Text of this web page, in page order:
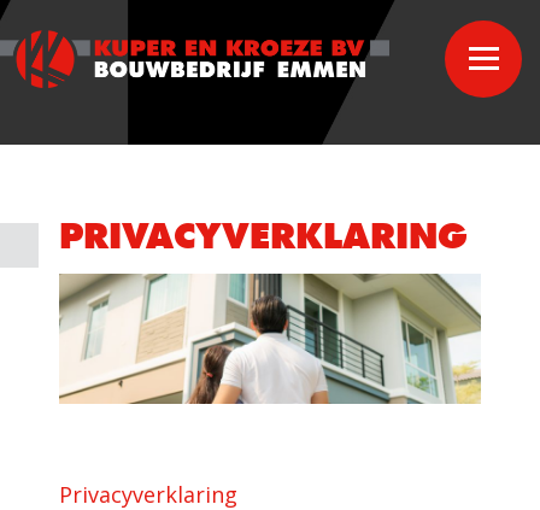
PRIVACYVERKLARING
Privacyverklaring